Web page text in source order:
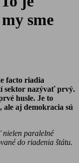
sme
facto riadia
sektor nazývať prvý.
husle. Je to
ale aj demokracia sú
nielen paralelné
do riadenia štátu.